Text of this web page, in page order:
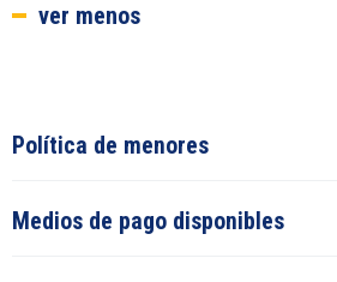
ver menos
Política de menores
Medios de pago disponibles